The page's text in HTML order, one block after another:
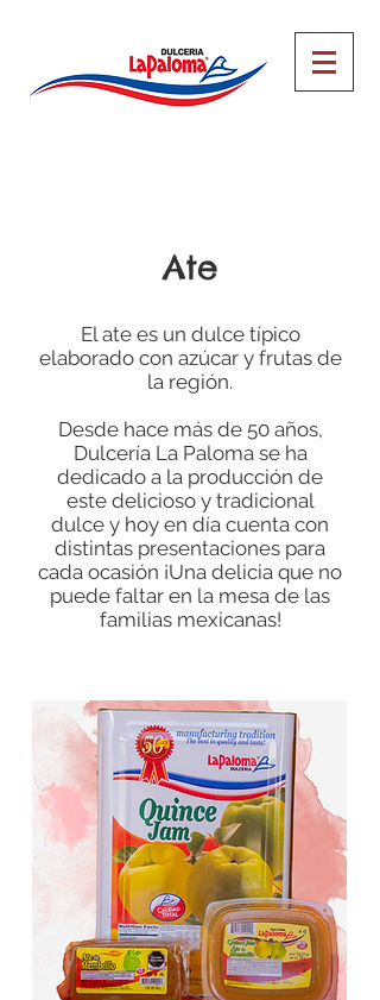
Ate
El ate es un dulce típico
elaborado con azúcar y frutas de
la región.
Desde hace más de 50 años,
Dulcería La Paloma se ha
dedicado a la producción de
este delicioso y tradicional
dulce y hoy en día cuenta con
distintas presentaciones para
cada ocasión ¡Una delicia que no
puede faltar en la mesa de las
familias mexicanas!